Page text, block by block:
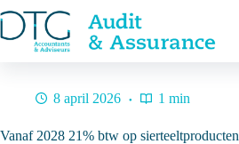
naar
de
inhoud
8 april 2026 1 min
Vanaf 2028 21% btw op sierteeltproducten